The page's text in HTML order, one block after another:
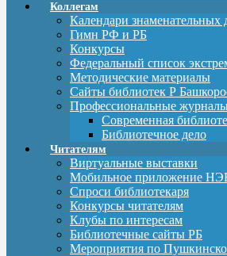
Коллегам
Календари знаменательных
Гимн РФ и РБ
Конкурсы
Федеральный список
Методические материалы
Сайты библиотек Р
Профессиональные
Современная
Библиотечное дело
Читателям
Виртуальные выставки
Мобильное приложение
Спроси библиотекаря
Конкурсы читателям
Клубы по интересам
Библиотечные сайты РБ
Мероприятия по